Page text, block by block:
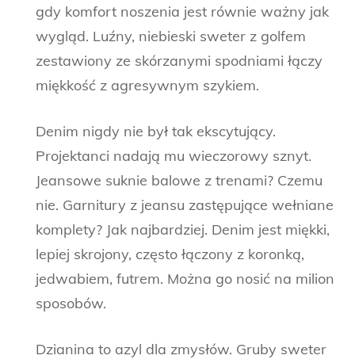
gdy komfort noszenia jest równie ważny jak
wygląd. Luźny, niebieski sweter z golfem
zestawiony ze skórzanymi spodniami łączy
miękkość z agresywnym szykiem.
Denim nigdy nie był tak ekscytujący.
Projektanci nadają mu wieczorowy sznyt.
Jeansowe suknie balowe z trenami? Czemu
nie. Garnitury z jeansu zastępujące wełniane
komplety? Jak najbardziej. Denim jest miękki,
lepiej skrojony, często łączony z koronką,
jedwabiem, futrem. Można go nosić na milion
sposobów.
Dzianina to azyl dla zmysłów. Gruby sweter